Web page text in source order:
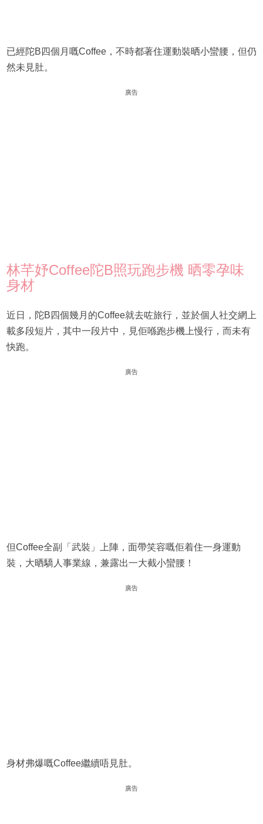
已經陀B四個月嘅Coffee，不時都著住運動裝晒小蠻腰，但仍
然未見肚。
廣告
林芊妤Coffee陀B照玩跑步機 晒零孕味
身材
近日，陀B四個幾月的Coffee就去咗旅行，並於個人社交網上
載多段短片，其中一段片中，見佢喺跑步機上慢行，而未有
快跑。
廣告
但Coffee全副「武裝」上陣，面帶笑容嘅佢着住一身運動
裝，大晒驕人事業線，兼露出一大截小蠻腰！
廣告
身材弗爆嘅Coffee繼續唔見肚。
廣告